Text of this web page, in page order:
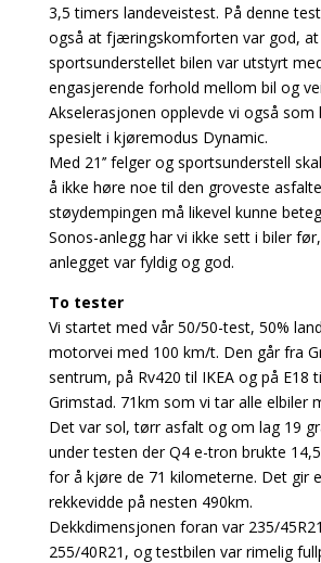
3,5 timers landeveistest. På denne
også at fjæringskomforten var god, at
sportsunderstellet bilen var utstyrt
engasjerende forhold mellom bil og
Akselerasjonen opplevde vi også som
spesielt i kjøremodus Dynamic.
Med 21’’ felger og sportsunderstell
å ikke høre noe til den groveste
støydempingen må likevel kunne
Sonos-anlegg har vi ikke sett i biler
anlegget var fyldig og god.
To tester
Vi startet med vår 50/50-test, 50%
motorvei med 100 km/t. Den går fra
sentrum, på Rv420 til IKEA og på E18
Grimstad. 71km som vi tar alle elbiler
Det var sol, tørr asfalt og om lag 19
under testen der Q4 e-tron brukte
for å kjøre de 71 kilometerne. Det gir
rekkevidde på nesten 490km.
Dekkdimensjonen foran var 235/
255/40R21, og testbilen var rimelig